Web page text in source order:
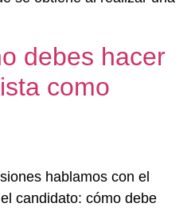
debes hacer
como
hablamos con el
candidato: cómo debe